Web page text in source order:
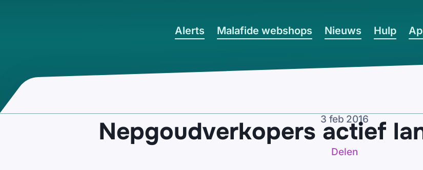
Alerts Malafide webshops Nieuws Hulp
3 feb 2016
Nepgoudverkopers actief
Delen